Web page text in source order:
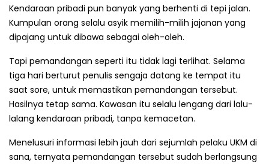
Kendaraan pribadi pun banyak yang berhenti di tepi jalan.
Kumpulan orang selalu asyik memilih-milih jajanan yang
dipajang untuk dibawa sebagai oleh-oleh.
Tapi pemandangan seperti itu tidak lagi terlihat. Selama
tiga hari berturut penulis sengaja datang ke tempat itu
saat sore, untuk memastikan peman­dangan tersebut.
Hasilnya tetap sama. Kawasan itu selalu lengang dari lalu-
lalang kendaraan pribadi, tanpa kemacetan.
Menelusuri informasi lebih jauh dari sejumlah pelaku UKM di
sana, ternyata pemandangan tersebut sudah berlang­sung